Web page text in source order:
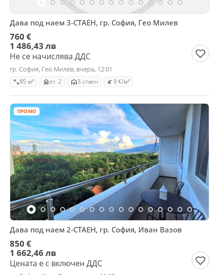
Дава под наем 3-СТАЕН, гр. София, Гео Милев
760 €
1 486,43 лв
Не се начислява ДДС
гр. София, Гео Милев, вчера, 12:01
85 м² ет. 2 3-стаен 9 €/м²
ПРОМО
Дава под наем 2-СТАЕН, гр. София, Иван Вазов
850 €
1 662,46 лв
Цената е с включен ДДС